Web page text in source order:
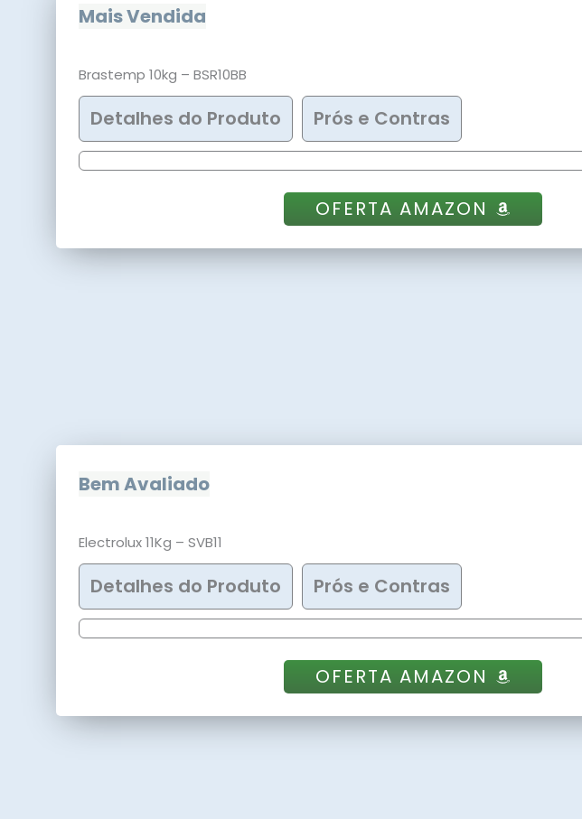
Mais Vendida
Brastemp 10kg – BSR10BB
Detalhes do Produto Prós e Contras
OFERTA AMAZON
Bem Avaliado
Electrolux 11Kg – SVB11
Detalhes do Produto Prós e Contras
OFERTA AMAZON